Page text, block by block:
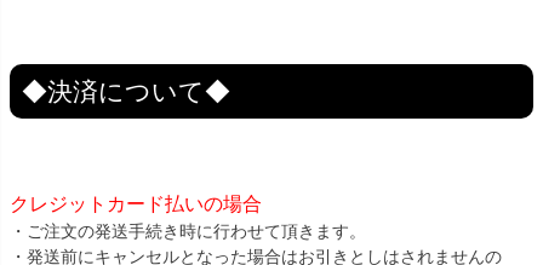
◆決済について◆
クレジットカード払いの場合
・ご注文の発送手続き時に行わせて頂きます。
・発送前にキャンセルとなった場合はお引きとしはされませんの